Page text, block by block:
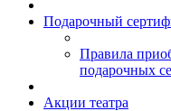
Подарочный
Правила
подарочных
Акции театра